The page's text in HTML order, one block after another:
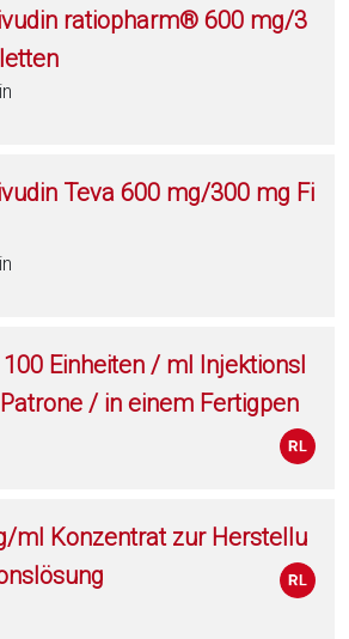
ratiopharm® 600 mg/3
Teva 600 mg/300 mg Fi
100 Einheiten / ml Injektionsl
/ in einem Fertigpen
ml Konzentrat zur Herstellu